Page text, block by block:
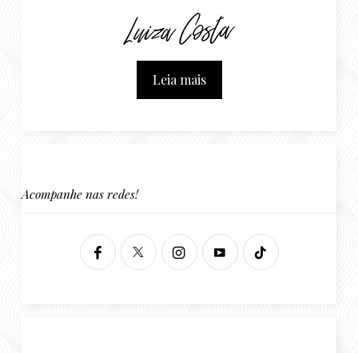
Leia mais
Acompanhe nas redes!